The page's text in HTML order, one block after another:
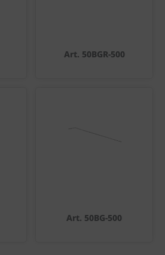
Art. 50BGR-500
Art. 50BG-500